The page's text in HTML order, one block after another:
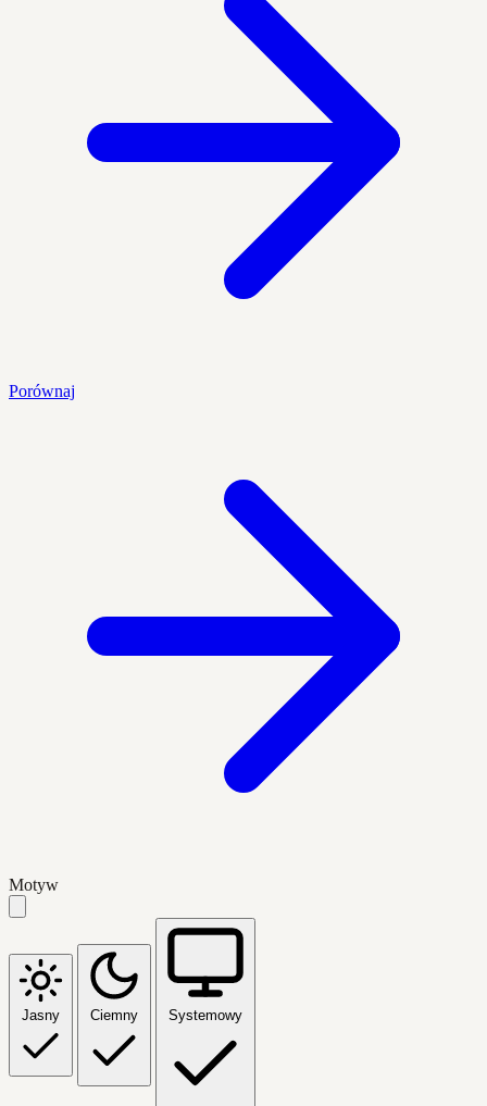
Porównaj
Motyw
Jasny Ciemny Systemowy